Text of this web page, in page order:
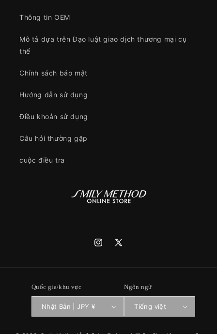
Thông tin OEM
Mô tả dựa trên Đạo luật giao dịch thương mại cụ
thể
Chính sách bảo mật
Hướng dẫn sử dụng
Điều khoản sử dụng
Câu hỏi thường gặp
cuộc điều tra
Instagram
X
Quốc gia/khu vực
Nhật Bản | JPY ¥
Ngôn ngữ
Tiếng việt